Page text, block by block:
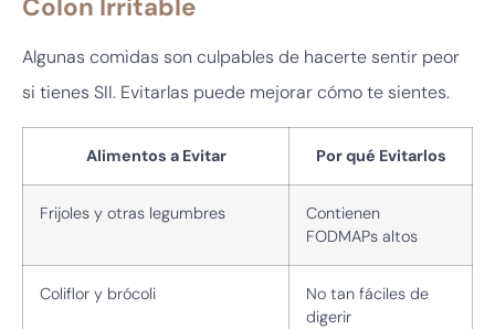
Colon Irritable
Algunas comidas son culpables de hacerte sentir peor
si tienes SII. Evitarlas puede mejorar cómo te sientes.
Alimentos a Evitar Por qué Evitarlos
Frijoles y otras legumbres
Contienen
FODMAPs altos
Coliflor y brócoli
No tan fáciles de
digerir